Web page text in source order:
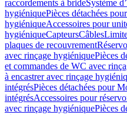
raccordements à brideSystème
hygiéniquePièces détachées
hygiéniqueAccessoires pour
hygiéniqueCapteursCâbles
plaques de recouvrement
avec rinçage hygiéniquePièces
et commandes de WC avec
à encastrer avec rinçage
intégrésPièces détachées pour
intégrésAccessoires pour
avec rinçage hygiéniquePièces